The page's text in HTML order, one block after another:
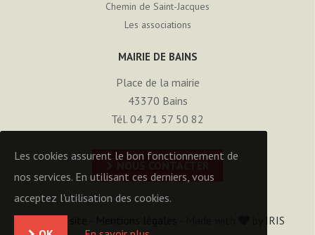
Chemin de Saint-Jacques
Les associations
MAIRIE DE BAINS
Place de la mairie
43370 Bains
Tél. 04 71 57 50 82
Plan du site
IRIS
Les cookies assurent le bon fonctionnement de
nos services. En utilisant ces derniers, vous
acceptez l'utilisation des cookies.